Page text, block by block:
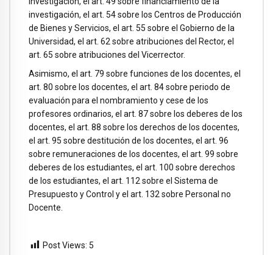
investigación, el art. 54 sobre los Centros de Producción
de Bienes y Servicios, el art. 55 sobre el Gobierno de la
Universidad, el art. 62 sobre atribuciones del Rector, el
art. 65 sobre atribuciones del Vicerrector.
Asimismo, el art. 79 sobre funciones de los docentes, el
art. 80 sobre los docentes, el art. 84 sobre periodo de
evaluación para el nombramiento y cese de los
profesores ordinarios, el art. 87 sobre los deberes de los
docentes, el art. 88 sobre los derechos de los docentes,
el art. 95 sobre destitución de los docentes, el art. 96
sobre remuneraciones de los docentes, el art. 99 sobre
deberes de los estudiantes, el art. 100 sobre derechos
de los estudiantes, el art. 112 sobre el Sistema de
Presupuesto y Control y el art. 132 sobre Personal no
Docente.
Post Views: 5